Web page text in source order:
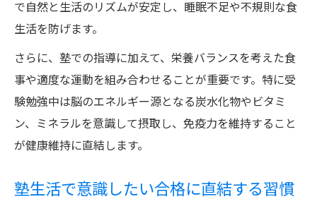
で自然と生活のリズムが安定し、睡眠不足や不規則な食
生活を防げます。
さらに、塾での指導に加えて、栄養バランスを考えた食
事や適度な運動を組み合わせることが重要です。特に受
験勉強中は脳のエネルギー源となる炭水化物やビタミ
ン、ミネラルを意識して摂取し、免疫力を維持すること
が健康維持に直結します。
塾生活で意識したい合格に直結する習慣